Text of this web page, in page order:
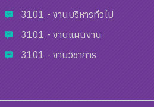
3101 - งานบริหารทั่วไป
3101 - งานแผนงาน
3101 - งานวิชาการ